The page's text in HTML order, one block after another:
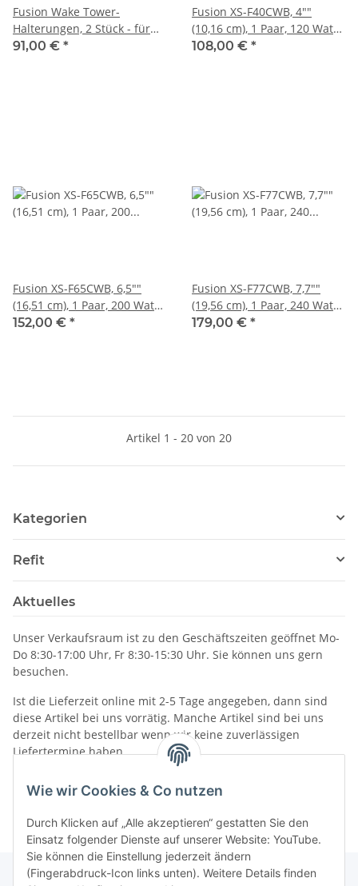
Wie wir Cookies & Co nutzen
Durch Klicken auf „Alle akzeptieren“ gestatten Sie den
Einsatz folgender Dienste auf unserer Website: YouTube.
Sie können die Einstellung jederzeit ändern
(Fingerabdruck-Icon links unten). Weitere Details finden
Fusion Wake Tower-
Halterungen, 2 Stück - für
flache Montage für die 6,5""
91,00 € *
Fusion XS-F40CWB, 4""
(10,16 cm), 1 Paar, 120 Watt
1025-00270
108,00 € *
Fusion XS-F65CWB, 6,5""
(16,51 cm), 1 Paar, 200 Watt
1025-00272
152,00 € *
Fusion XS-F77CWB, 7,7""
(19,56 cm), 1 Paar, 240 Watt
1025-00274
179,00 € *
Artikel 1 - 20 von 20
Kategorien
Refit
Aktuelles
Unser Verkaufsraum ist zu den Geschäftszeiten geöffnet Mo-
Do 8:30-17:00 Uhr, Fr 8:30-15:30 Uhr. Sie können uns gern
besuchen.
Ist die Lieferzeit online mit 2-5 Tage angegeben, dann sind
diese Artikel bei uns vorrätig. Manche Artikel sind bei uns
derzeit nicht bestellbar wenn wir keine zuverlässigen
Liefertermine haben.